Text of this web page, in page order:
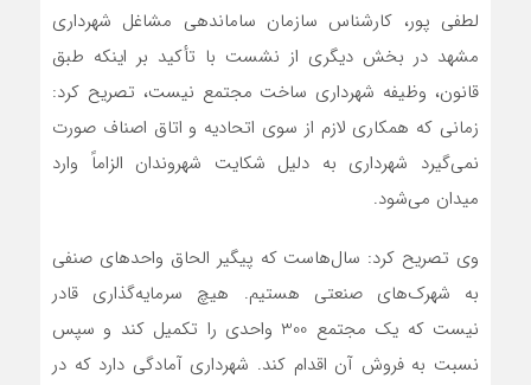
لطفی پور، کارشناس سازمان ساماندهی مشاغل شهرداری
مشهد در بخش دیگری از نشست با تأکید بر اینکه طبق
قانون، وظیفه شهرداری ساخت مجتمع نیست، تصریح کرد:
زمانی که همکاری لازم از سوی اتحادیه و اتاق اصناف صورت
نمی‌گیرد شهرداری به دلیل شکایت شهروندان الزاماً وارد
میدان می‌شود.
وی تصریح کرد: سال‌هاست که پیگیر الحاق واحدهای صنفی
به شهرک‌های صنعتی هستیم. هیچ سرمایه‌گذاری قادر
نیست که یک مجتمع 300 واحدی را تکمیل کند و سپس
نسبت به فروش آن اقدام کند. شهرداری آمادگی دارد که در